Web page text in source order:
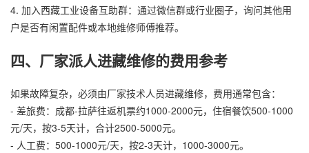
4. 加入西藏工业设备互助群：通过微信群或行业圈子，询问其他用
户是否有闲置配件或本地维修师傅推荐。
四、厂家派人进藏维修的费用参考
如果故障复杂，必须由厂家技术人员进藏维修，费用通常包含：
- 差旅费：成都-拉萨往返机票约1000-2000元，住宿餐饮500-1000
元/天，按3-5天计，合计2500-5000元。
- 人工费：500-1000元/天，按2-3天计，1000-3000元。